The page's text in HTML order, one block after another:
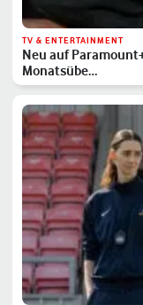
TV & ENTERTAINMENT
Neu auf
Monatsübe…